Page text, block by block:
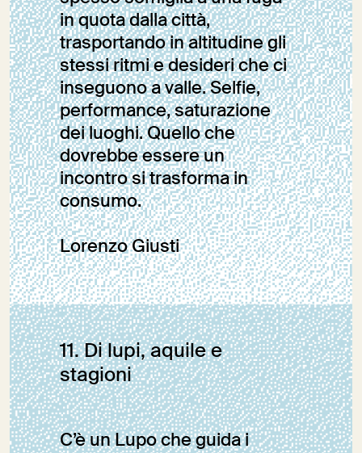
in quota dalla città,
trasportando in altitudine gli
stessi ritmi e desideri che ci
inseguono a valle. Selfie,
performance, saturazione
dei luoghi. Quello che
dovrebbe essere un
incontro si trasforma in
consumo.
Lorenzo Giusti
Editoriale
11. Di lupi, aquile e
stagioni
C’è un Lupo che guida i